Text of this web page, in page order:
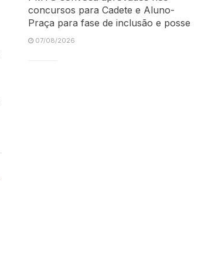
concursos para Cadete e Aluno-
Praça para fase de inclusão e posse
07/08/2026